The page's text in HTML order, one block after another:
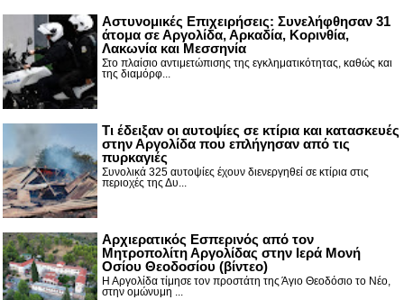
Αστυνομικές Επιχειρήσεις: Συνελήφθησαν 31
άτομα σε Αργολίδα, Αρκαδία, Κορινθία,
Λακωνία και Μεσσηνία
Στο πλαίσιο αντιμετώπισης της εγκληματικότητας, καθώς και
της διαμόρφ...
Τι έδειξαν οι αυτοψίες σε κτίρια και κατασκευές
στην Αργολίδα που επλήγησαν από τις
πυρκαγιές
Συνολικά 325 αυτοψίες έχουν διενεργηθεί σε κτίρια στις
περιοχές της Δυ...
Αρχιερατικός Εσπερινός από τον
Μητροπολίτη Αργολίδας στην Ιερά Μονή
Οσίου Θεοδοσίου (βίντεο)
Η Αργολίδα τίμησε τον προστάτη της Άγιο Θεοδόσιο το Νέο,
στην ομώνυμη ...